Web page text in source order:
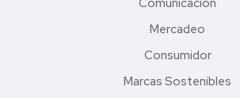
Mercadeo
Consumidor
Marcas Sostenibles